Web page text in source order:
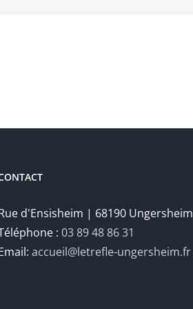
d'Ensisheim | 68190 Ungersheim
:03 89 48 86 31
accueil@letrefle-ungersheim.fr